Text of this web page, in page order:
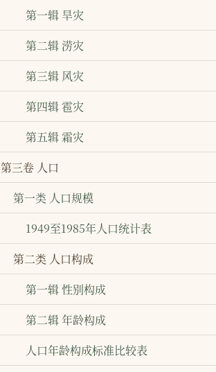
第一辑 旱灾
第二辑 涝灾
第三辑 风灾
第四辑 雹灾
第五辑 霜灾
第三卷 人口
第一类 人口规模
1949至1985年人口统计表
第二类 人口构成
第一辑 性别构成
第二辑 年龄构成
人口年龄构成标准比较表